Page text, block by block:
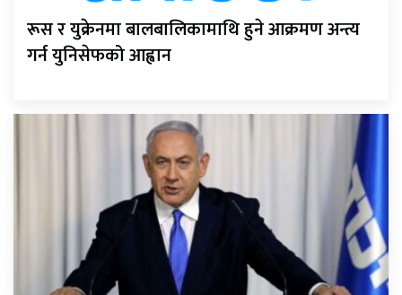
रूस र युक्रेनमा बालबालिकामाथि हुने आक्रमण अन्त्य
गर्न युनिसेफको आह्वान